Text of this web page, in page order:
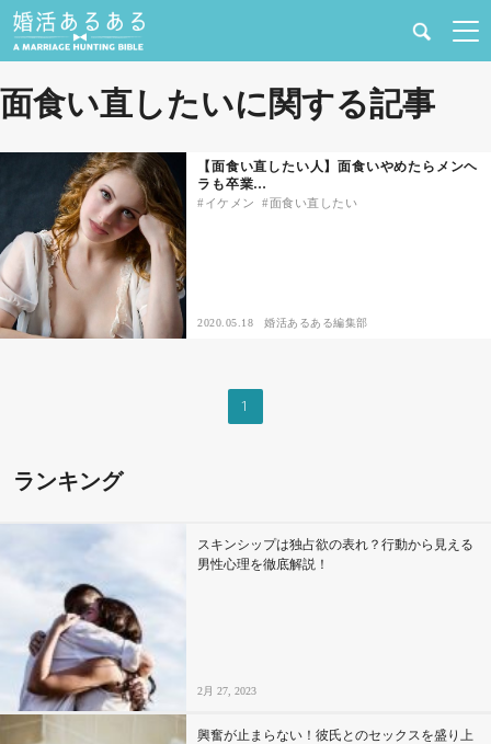
健康
恋愛の悩み
出会い
合コン・街コン
あるある
ドキドキ
仕事とキャリア
特集
面食い直したいに関する記事
【面食い直したい人】面食いやめたらメンヘ
ラも卒業…
イケメン 面食い直したい
2020.05.18 婚活あるある編集部
1
ランキング
スキンシップは独占欲の表れ？行動から見える
男性心理を徹底解説！
2月 27, 2023
興奮が止まらない！彼氏とのセックスを盛り上